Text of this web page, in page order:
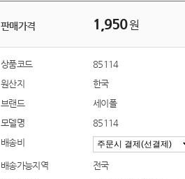
판매가격 1,950원
상품코드
85114
원산지
한국
브랜드
세이폴
모델명
85114
배송비
배송가능지역
전국